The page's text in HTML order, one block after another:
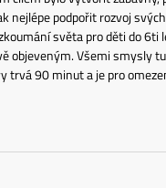
nejlépe podpořit rozvoj
světa pro děti do
objeveným. Všemi smysly
90 minut a je pro